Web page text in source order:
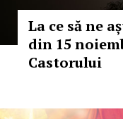
La ce să ne
din 15
Castorului